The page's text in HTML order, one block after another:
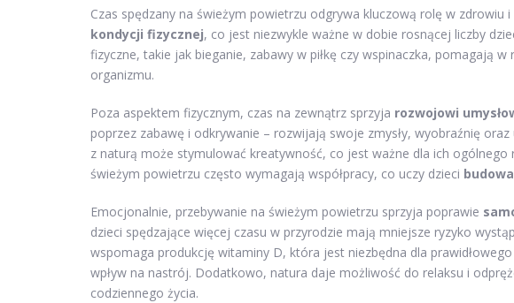
Czas spędzany na świeżym powietrzu odgrywa kluczową rolę w zdrowiu i
kondycji fizycznej, co jest niezwykle ważne w dobie rosnącej liczby
fizyczne, takie jak bieganie, zabawy w piłkę czy wspinaczka, pomagają
organizmu.
Poza aspektem fizycznym, czas na zewnątrz sprzyja rozwojowi
poprzez zabawę i odkrywanie – rozwijają swoje zmysły, wyobraźnię
z naturą może stymulować kreatywność, co jest ważne dla ich
świeżym powietrzu często wymagają współpracy, co uczy dzieci
Emocjonalnie, przebywanie na świeżym powietrzu sprzyja poprawie
dzieci spędzające więcej czasu w przyrodzie mają mniejsze ryzyko
wspomaga produkcję witaminy D, która jest niezbędna dla
wpływ na nastrój. Dodatkowo, natura daje możliwość do relaksu i
codziennego życia.